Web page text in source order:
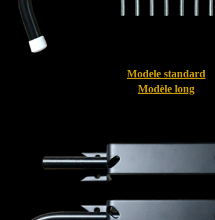
Modele standard
Modèle long